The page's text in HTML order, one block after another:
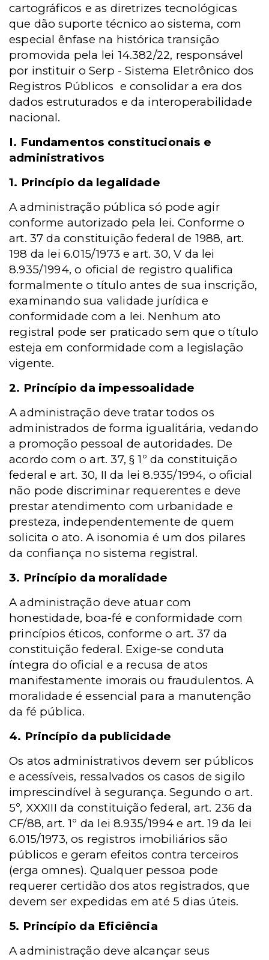
cartográficos e as diretrizes tecnológicas
que dão suporte técnico ao sistema, com
especial ênfase na histórica transição
promovida pela lei 14.382/22, responsável
por instituir o Serp -Sistema Eletrônico dos
Registros Públicos e consolidar a era dos
dados estruturados e da interoperabilidade
nacional.
I. Fundamentos constitucionais e
administrativos
1. Princípio da legalidade
A administração pública só pode agir
conforme autorizado pela lei. Conforme o
art. 37 da constituição federal de 1988, art.
198 da lei 6.015/1973 e art. 30, V da lei
8.935/1994, o oficial de registro qualifica
formalmente o título antes de sua inscrição,
examinando sua validade jurídica e
conformidade com a lei. Nenhum ato
registral pode ser praticado sem que o título
esteja em conformidade com a legislação
vigente.
2. Princípio da impessoalidade
A administração deve tratar todos os
administrados de forma igualitária, vedando
a promoção pessoal de autoridades. De
acordo com o art. 37, § 1º da constituição
federal e art. 30, II da lei 8.935/1994, o oficial
não pode discriminar requerentes e deve
prestar atendimento com urbanidade e
presteza, independentemente de quem
solicita o ato. A isonomia é um dos pilares
da confiança no sistema registral.
3. Princípio da moralidade
A administração deve atuar com
honestidade, boa-fé e conformidade com
princípios éticos, conforme o art. 37 da
constituição federal. Exige-se conduta
íntegra do oficial e a recusa de atos
manifestamente imorais ou fraudulentos. A
moralidade é essencial para a manutenção
da fé pública.
4. Princípio da publicidade
Os atos administrativos devem ser públicos
e acessíveis, ressalvados os casos de sigilo
imprescindível à segurança. Segundo o art.
5º, XXXIII da constituição federal, art. 236 da
CF/88, art. 1º da lei 8.935/1994 e art. 19 da lei
6.015/1973, os registros imobiliários são
públicos e geram efeitos contra terceiros
(erga omnes). Qualquer pessoa pode
requerer certidão dos atos registrados, que
devem ser expedidas em até 5 dias úteis.
5. Princípio da Eficiência
A administração deve alcançar seus